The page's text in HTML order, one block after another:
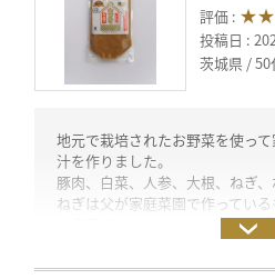
評価 :
投稿日 :
茨城県
50
地元で栽培されたお野菜を使っ
汁を作りました。
豚肉、白菜、人参、大根、ねぎ、
ねぎは父が家庭菜園で作ってい
の名産でシャキシャキしていて
これらのお野菜に「白甘みそ」
お野菜の旨味が引き立つ上に、